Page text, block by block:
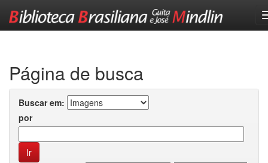
Página de busca
Buscar em:
por